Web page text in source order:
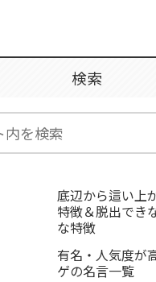
検索
底辺から這い上
特徴＆脱出でき
な特徴
有名・人気度が
ゲの名言一覧